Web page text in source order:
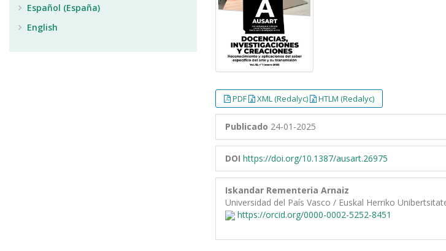
PDF XML (Redalyc) HTLM (Redalyc)
Publicado 24-01-2025
DOI https://doi.org/10.1387/ausart.26975
Iskandar Rementeria Arnaiz
Universidad del País Vasco / Euskal Herriko
https://orcid.org/0000-0002-5252-8451
Español (España)
English